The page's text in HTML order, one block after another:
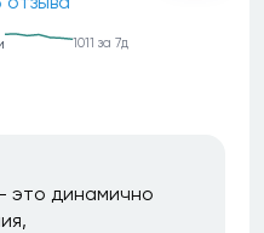
1011 за 7д
это динамично